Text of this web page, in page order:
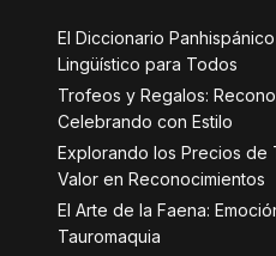
El Diccionario
Lingüístico para Todos
Trofeos y Regalos:
Celebrando con Estilo
Explorando los Precios de
Valor en Reconocimientos
El Arte de la Faena:
Tauromaquia